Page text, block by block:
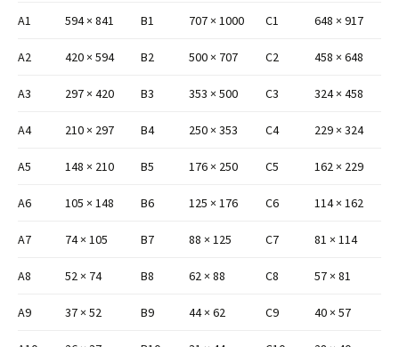
A1 594 × 841 B1 707 × 1000 C1 648 × 917
A2 420 × 594 B2 500 × 707 C2 458 × 648
A3 297 × 420 B3 353 × 500 C3 324 × 458
A4 210 × 297 B4 250 × 353 C4 229 × 324
A5 148 × 210 B5 176 × 250 C5 162 × 229
A6 105 × 148 B6 125 × 176 C6 114 × 162
A7 74 × 105 B7 88 × 125 C7 81 × 114
A8 52 × 74 B8 62 × 88 C8 57 × 81
A9 37 × 52 B9 44 × 62 C9 40 × 57